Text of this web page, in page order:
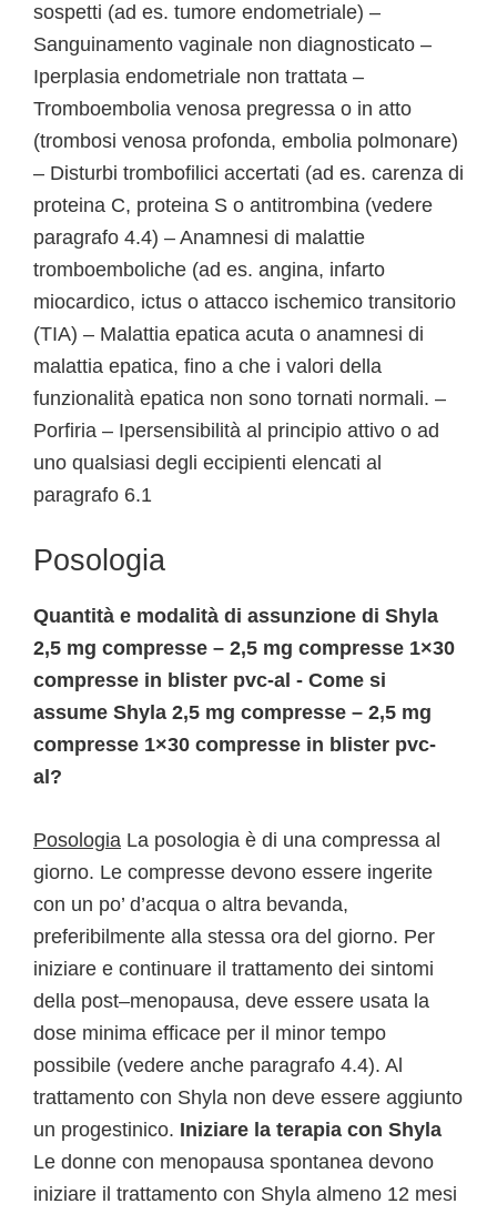
sospetti (ad es. tumore endometriale) –
Sanguinamento vaginale non diagnosticato –
Iperplasia endometriale non trattata –
Tromboembolia venosa pregressa o in atto
(trombosi venosa profonda, embolia polmonare)
– Disturbi trombofilici accertati (ad es. carenza di
proteina C, proteina S o antitrombina (vedere
paragrafo 4.4) – Anamnesi di malattie
tromboemboliche (ad es. angina, infarto
miocardico, ictus o attacco ischemico transitorio
(TIA) – Malattia epatica acuta o anamnesi di
malattia epatica, fino a che i valori della
funzionalità epatica non sono tornati normali. –
Porfiria – Ipersensibilità al principio attivo o ad
uno qualsiasi degli eccipienti elencati al
paragrafo 6.1
Posologia
Quantità e modalità di assunzione di Shyla
2,5 mg compresse – 2,5 mg compresse 1×30
compresse in blister pvc-al - Come si
assume Shyla 2,5 mg compresse – 2,5 mg
compresse 1×30 compresse in blister pvc-
al?
Posologia La posologia è di una compressa al
giorno. Le compresse devono essere ingerite
con un po’ d’acqua o altra bevanda,
preferibilmente alla stessa ora del giorno. Per
iniziare e continuare il trattamento dei sintomi
della post–menopausa, deve essere usata la
dose minima efficace per il minor tempo
possibile (vedere anche paragrafo 4.4). Al
trattamento con Shyla non deve essere aggiunto
un progestinico. Iniziare la terapia con Shyla
Le donne con menopausa spontanea devono
iniziare il trattamento con Shyla almeno 12 mesi